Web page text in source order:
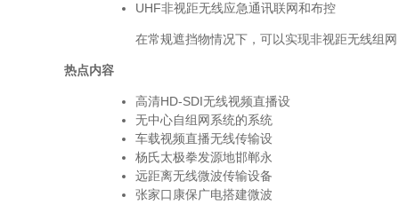
UHF非视距无线应急通讯联网和布控
在常规遮挡物情况下，可以实现非视距无线组网
热点内容
高清HD-SDI无线视频直播设
无中心自组网系统的系统
车载视频直播无线传输设
杨氏太极拳发源地邯郸永
远距离无线微波传输设备
张家口康保广电搭建微波